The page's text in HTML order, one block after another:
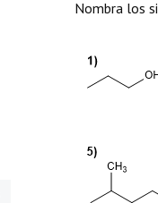
Nombra los